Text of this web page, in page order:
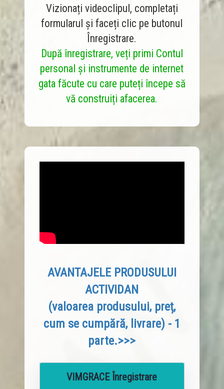
Vizionați videoclipul, completați
formularul și faceți clic pe butonul
Înregistrare.
După înregistrare, veți primi Contul
personal și instrumente de internet
gata făcute cu care puteți începe să
vă construiți afacerea.
AVANTAJELE PRODUSULUI
ACTIVIDAN
(valoarea produsului, preț,
cum se cumpără, livrare) - 1
parte.>>>
VIMGRACE Înregistrare